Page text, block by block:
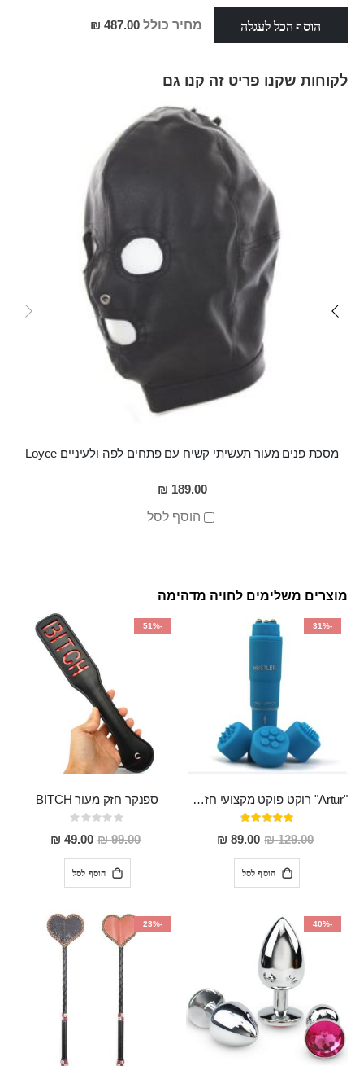
מבצע
הוסף הכל לעגלה מחיר כולל 487.00 ₪
לקוחות שקנו פריט זה קנו גם
מסכת פנים מעור תעשיתי קשיח עם פתחים לפה ולעיניים Loyce
189.00 ₪
הוסף לסל
מוצרים משלימים לחויה מדהימה
-31%
"Artur" רוקט פוקט מקצועי חזק במיוחד
דירוג:
95%
129.00 ₪
מחיר
מבצע
89.00 ₪
הוסף לסל
-51%
ספנקר חזק מעור BITCH
Rating:
0%
99.00 ₪
מחיר
מבצע
49.00 ₪
הוסף לסל
-40%
-23%